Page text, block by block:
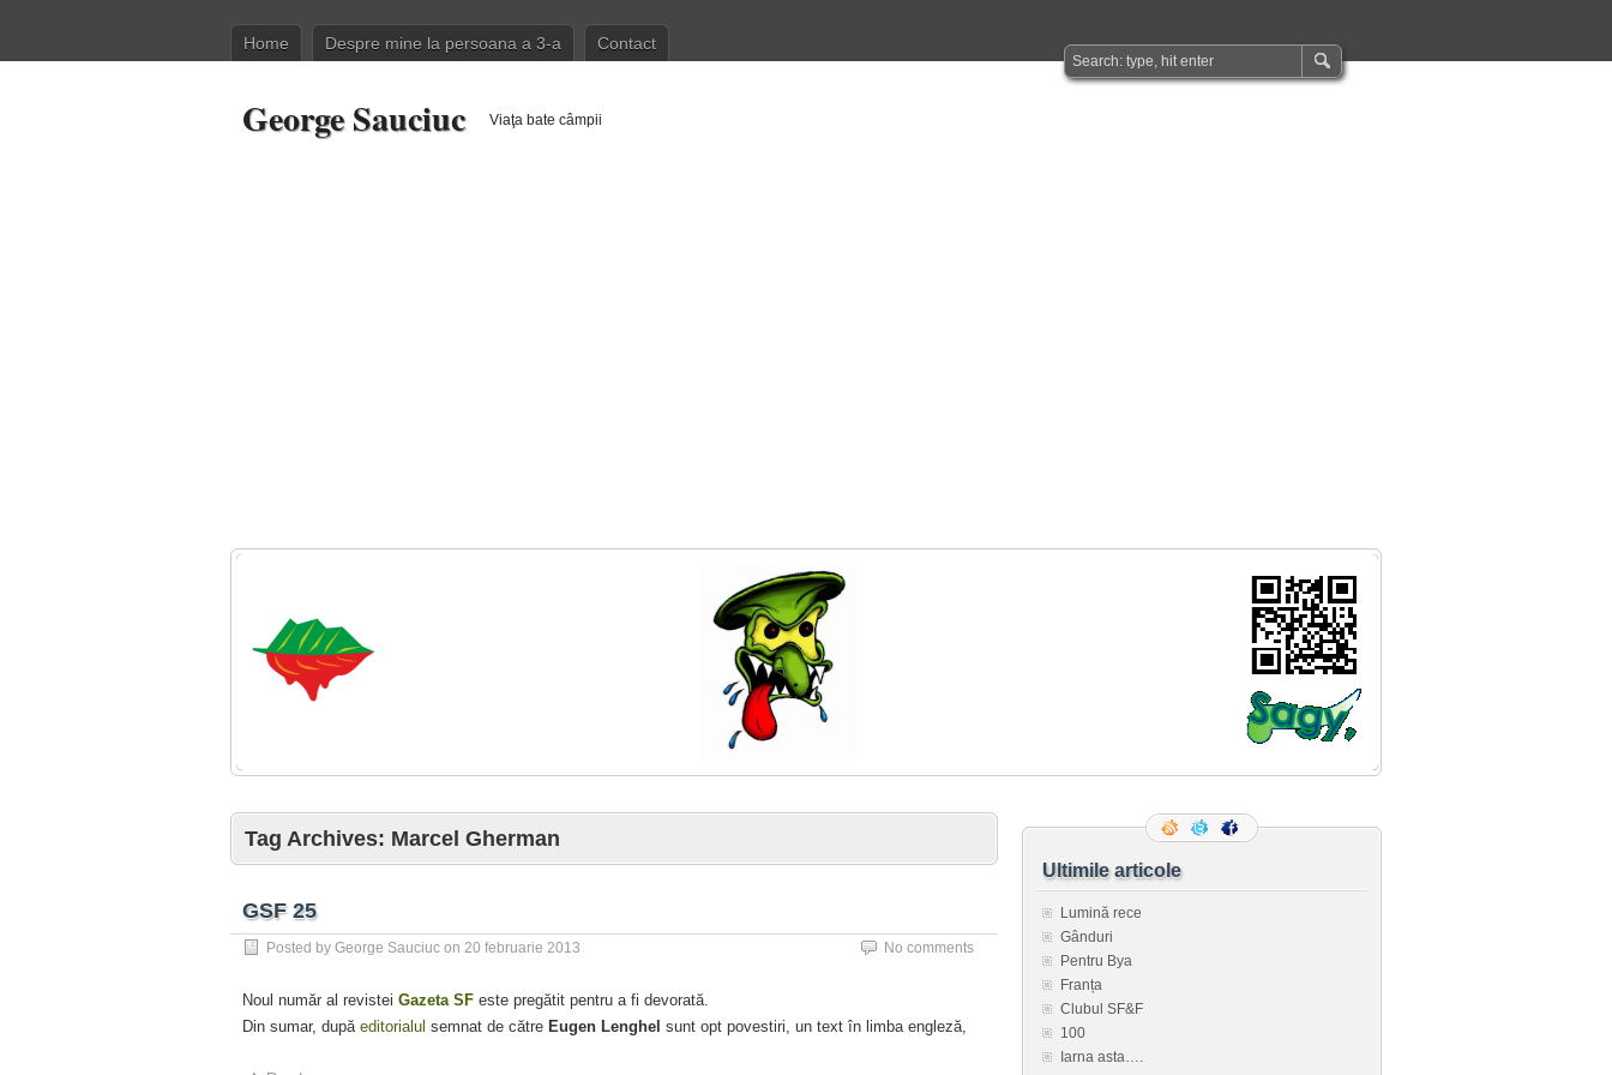
Home Despre mine la persoana a 3-a Contact
George Sauciuc Viaţa bate câmpii
Tag Archives: Marcel Gherman
GSF 25
Posted by George Sauciuc on 20 februarie 2013 No comments
Noul număr al revistei Gazeta SF este pregătit pentru a fi devorată.
Din sumar, după editorialul semnat de către Eugen Lenghel sunt opt povestiri, un text în limba engleză,
Ultimile articole
Lumină rece
Gânduri
Pentru Bya
Franța
Clubul SF&F
100
Iarna asta….